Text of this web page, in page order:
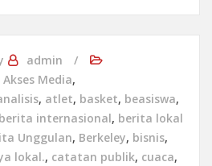
admin
Akses Media,
, atlet, basket, beasiswa,
berita internasional, berita lokal
Unggulan, Berkeley, bisnis,
lokal., catatan publik, cuaca,